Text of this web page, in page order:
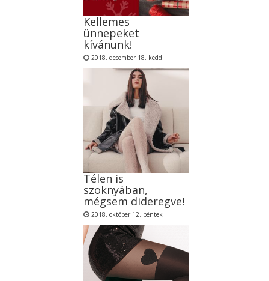
Kellemes
ünnepeket
kívánunk!
2018. december 18. kedd
Télen is
szoknyában,
mégsem dideregve!
2018. október 12. péntek